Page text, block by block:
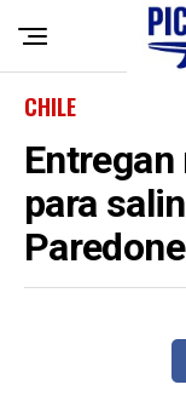
CHILE
para